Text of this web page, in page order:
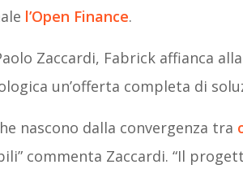
l’Open Finance.
Zaccardi, Fabrick affianca
un’offerta completa di
nascono dalla convergenza tra
commenta Zaccardi. “Il